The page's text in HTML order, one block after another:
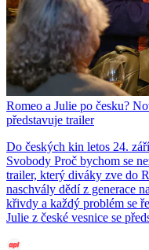
Romeo a Julie po česku?
představuje trailer
Do českých kin letos 24.
Svobody Proč bychom se
trailer, který diváky zve do
naschvály dědí z generace
křivdy a každý problém se
Julie z české vesnice se